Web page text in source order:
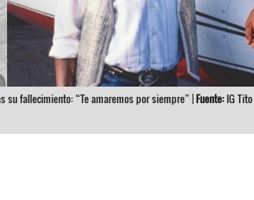
su fallecimiento: “Te amaremos por siempre” |Fuente: IG Tito